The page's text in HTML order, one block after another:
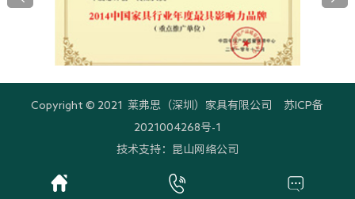
20
08
莱弗思家居举办全国首届“金牌导购”培
训，引领家居前沿
色环保产品”
Copyright © 2021 莱弗思（深圳）家具有限公司 苏ICP备
2021004268号-1
技术支持：
昆山网络公司